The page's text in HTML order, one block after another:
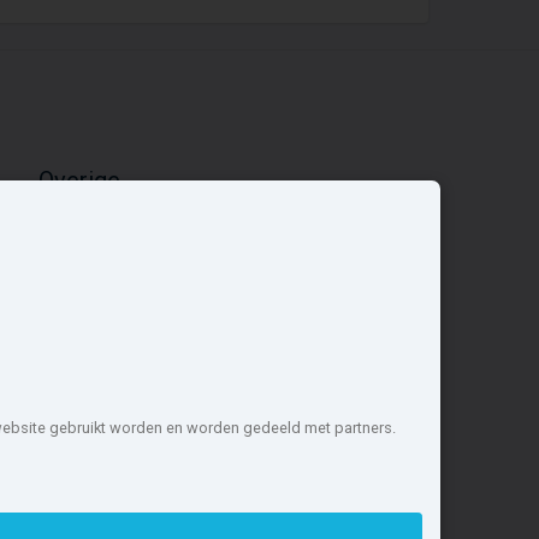
Overige
gebruikt worden en worden gedeeld met partners.